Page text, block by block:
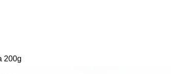
200g